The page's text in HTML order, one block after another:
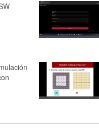
Práctica 4
José Maria
3:47 · 2026
Erosión 1
5:41 · 2017